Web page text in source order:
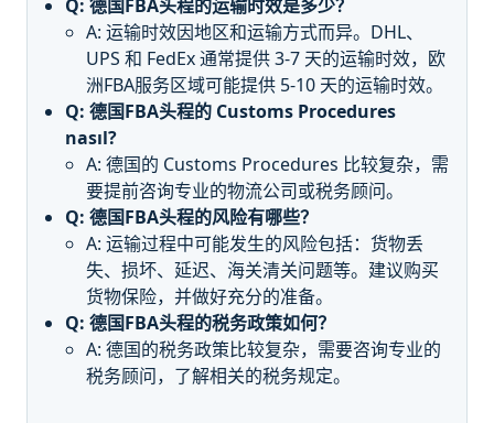
Q: 德国FBA头程的运输时效是多少？
A: 运输时效因地区和运输方式而异。DHL、
UPS 和 FedEx 通常提供 3-7 天的运输时效，欧
洲FBA服务区域可能提供 5-10 天的运输时效。
Q: 德国FBA头程的 Customs Procedures
nasıl?
A: 德国的 Customs Procedures 比较复杂，需
要提前咨询专业的物流公司或税务顾问。
Q: 德国FBA头程的风险有哪些？
A: 运输过程中可能发生的风险包括：货物丢
失、损坏、延迟、海关清关问题等。建议购买
货物保险，并做好充分的准备。
Q: 德国FBA头程的税务政策如何？
A: 德国的税务政策比较复杂，需要咨询专业的
税务顾问，了解相关的税务规定。